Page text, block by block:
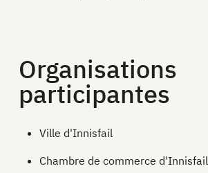
Organisations
participantes
Ville d'Innisfail
Chambre de commerce d'Innisfail